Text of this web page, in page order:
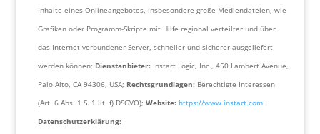
Inhalte eines Onlineangebotes, insbesondere große Mediendateien, wie
Grafiken oder Programm-Skripte mit Hilfe regional verteilter und über
das Internet verbundener Server, schneller und sicherer ausgeliefert
werden können; Dienstanbieter:Instart Logic, Inc., 450 Lambert Avenue,
Palo Alto, CA 94306, USA; Rechtsgrundlagen:Berechtigte Interessen
(Art. 6 Abs. 1 S. 1 lit. f) DSGVO); Website: https://www.instart.com.
Datenschutzerklärung: